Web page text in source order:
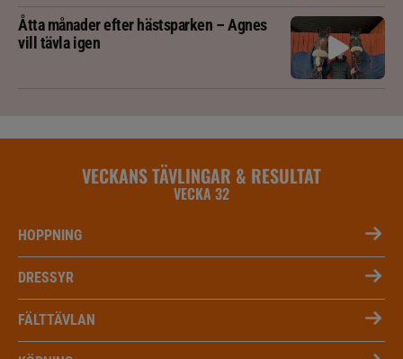
Åtta månader efter hästsparken – Agnes
vill tävla igen
VECKANS TÄVLINGAR & RESULTAT
VECKA 32
HOPPNING
DRESSYR
FÄLTTÄVLAN